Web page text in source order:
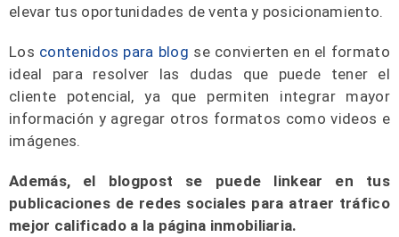
elevar tus oportunidades de venta y posicionamiento.
Los contenidos para blog se convierten en el formato
ideal para resolver las dudas que puede tener el
cliente potencial, ya que permiten integrar mayor
información y agregar otros formatos como videos e
imágenes.
Además, el blogpost se puede linkear en tus
publicaciones de redes sociales para atraer tráfico
mejor calificado a la página inmobiliaria.